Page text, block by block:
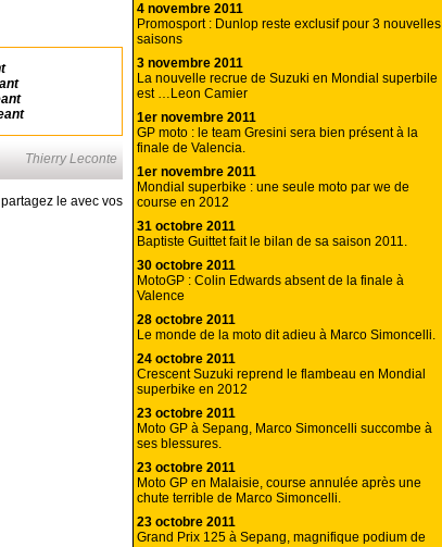
Thierry Leconte
le avec vos
4 novembre 2011
Promosport : Dunlop reste exclusif pour 3 nouvelles
saisons
3 novembre 2011
La nouvelle recrue de Suzuki en Mondial superbile
est …Leon Camier
1er novembre 2011
GP moto : le team Gresini sera bien présent à la
finale de Valencia.
1er novembre 2011
Mondial superbike : une seule moto par we de
course en 2012
31 octobre 2011
Baptiste Guittet fait le bilan de sa saison 2011.
30 octobre 2011
MotoGP : Colin Edwards absent de la finale à
Valence
28 octobre 2011
Le monde de la moto dit adieu à Marco Simoncelli.
24 octobre 2011
Crescent Suzuki reprend le flambeau en Mondial
superbike en 2012
23 octobre 2011
Moto GP à Sepang, Marco Simoncelli succombe à
ses blessures.
23 octobre 2011
Moto GP en Malaisie, course annulée après une
chute terrible de Marco Simoncelli.
23 octobre 2011
Grand Prix 125 à Sepang, magnifique podium de